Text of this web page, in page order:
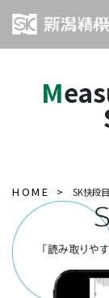
Measurement Apps for
HOME SK快段